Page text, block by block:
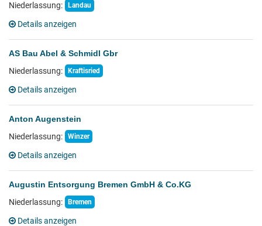
Niederlassung:
Landau
Details anzeigen
AS Bau Abel & Schmidl Gbr
Niederlassung:
Kraftisried
Details anzeigen
Anton Augenstein
Niederlassung:
Winzer
Details anzeigen
Augustin Entsorgung Bremen GmbH & Co.KG
Niederlassung:
Bremen
Details anzeigen